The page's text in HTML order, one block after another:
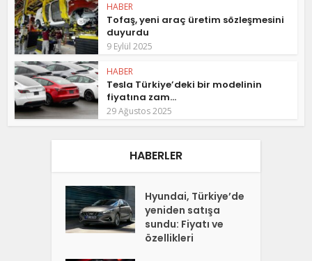
HABER
Tofaş, yeni araç üretim sözleşmesini
duyurdu
9 Eylül 2025
HABER
Tesla Türkiye’deki bir modelinin
fiyatına zam...
29 Ağustos 2025
HABERLER
Hyundai, Türkiye’de
yeniden satışa
sundu: Fiyatı ve
özellikleri